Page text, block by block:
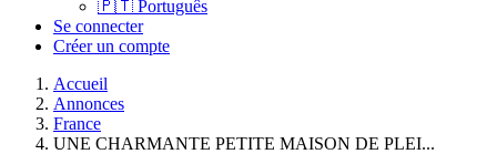
🇵🇹 Português
Se connecter
Créer un compte
Accueil
Annonces
France
UNE CHARMANTE PETITE MAISON DE PLEI...